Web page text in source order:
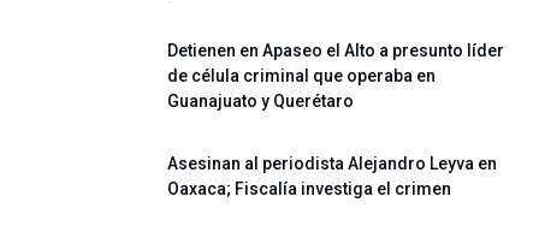
Detienen en Apaseo el Alto a presunto líder
de célula criminal que operaba en
Guanajuato y Querétaro
Asesinan al periodista Alejandro Leyva en
Oaxaca; Fiscalía investiga el crimen